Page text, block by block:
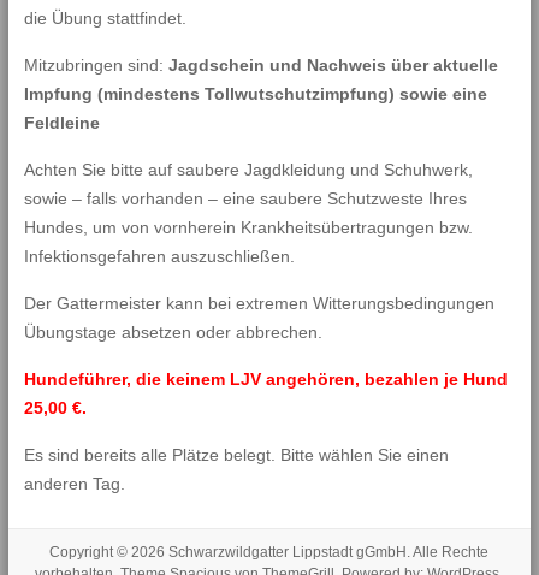
die Übung stattfindet.
Mitzubringen sind: Jagdschein und Nachweis über aktuelle
Impfung (mindestens Tollwutschutzimpfung) sowie eine
Feldleine
Achten Sie bitte auf saubere Jagdkleidung und Schuhwerk,
sowie – falls vorhanden – eine saubere Schutzweste Ihres
Hundes, um von vornherein Krankheitsübertragungen bzw.
Infektionsgefahren auszuschließen.
Der Gattermeister kann bei extremen Witterungsbedingungen
Übungstage absetzen oder abbrechen.
Hundeführer, die keinem LJV angehören, bezahlen je Hund
25,00 €.
Es sind bereits alle Plätze belegt. Bitte wählen Sie einen
anderen Tag.
Copyright © 2026Schwarzwildgatter Lippstadt gGmbH . Alle Rechte